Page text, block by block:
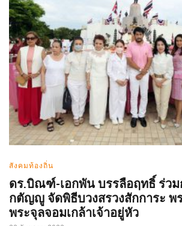
สังคมท้องถิ่น
ดร.บิณฑ์-เอกพัน บรรลือฤทธิ์ ร่ว
กตัญญู จัดพิธีบวงสรวงสักการะ พ
พระจุลจอมเกล้าเจ้าอยู่หัว